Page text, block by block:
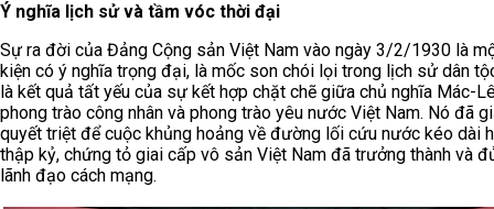
Ý nghĩa lịch sử và tầm vóc thời đại
Sự ra đời của Đảng Cộng sản Việt Nam vào ngày 3/2/1930 là
kiện có ý nghĩa trọng đại, là mốc son chói lọi trong lịch sử dân
là kết quả tất yếu của sự kết hợp chặt chẽ giữa chủ nghĩa Mác-
phong trào công nhân và phong trào yêu nước Việt Nam. Nó đã
quyết triệt để cuộc khủng hoảng về đường lối cứu nước kéo dài
thập kỷ, chứng tỏ giai cấp vô sản Việt Nam đã trưởng thành và
lãnh đạo cách mạng.